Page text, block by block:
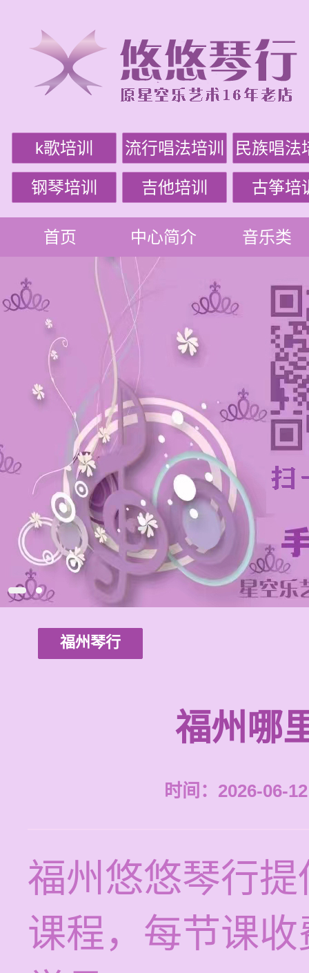
k歌培训 流行唱法培训 民族唱法
钢琴培训 吉他培训 古筝培
首页 中心简介 音乐类
福州琴行
福州哪
时间：2026-06-
福州悠悠琴行
课程，每节课